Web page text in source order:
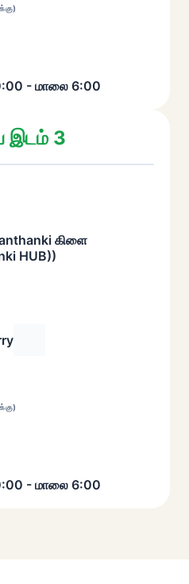
- மாலை 6:00
இடம் 3
கிளை
HUB))
- மாலை 6:00